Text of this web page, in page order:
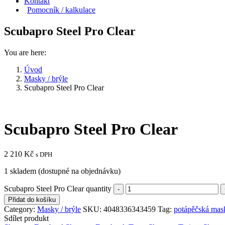
Pomocník / kalkulace
Scubapro Steel Pro Clear
You are here:
Úvod
Masky / brýle
Scubapro Steel Pro Clear
Scubapro Steel Pro Clear
2 210 Kč s DPH
1 skladem (dostupné na objednávku)
Scubapro Steel Pro Clear quantity
Přidat do košíku
Category: Masky / brýle SKU: 4048336343459 Tag: potápěčská
Sdílet produkt